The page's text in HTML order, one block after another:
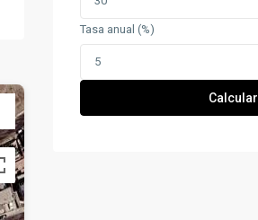
Tasa anual (%)
Calcular